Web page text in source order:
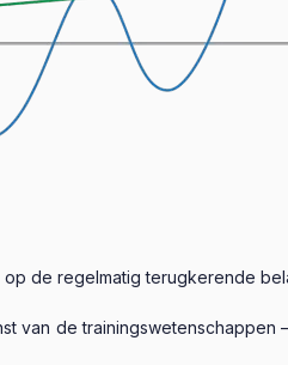
de regelmatig terugkerende
van de